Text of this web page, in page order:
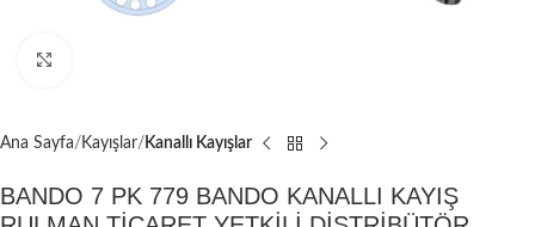
Ana Sayfa Kayışlar Kanallı Kayışlar
BANDO 7 PK 779 BANDO KANALLI KAYIŞ